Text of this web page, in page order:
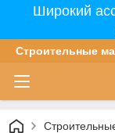
Широкий
Строительные